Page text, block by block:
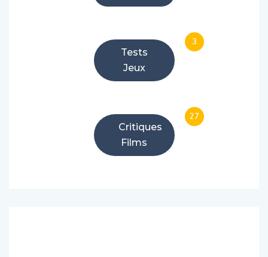
Tests
Jeux
3
Critiques
Films
27